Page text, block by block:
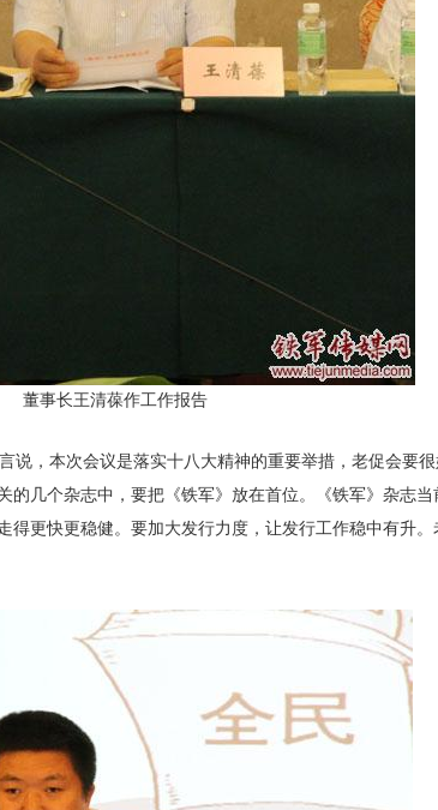
董事长王清葆作工作报告
说，本次会议是落实十八大精神的重要举措，老促会要
的几个杂志中，要把《铁军》放在首位。《铁军》杂志当
得更快更稳健。要加大发行力度，让发行工作稳中有升